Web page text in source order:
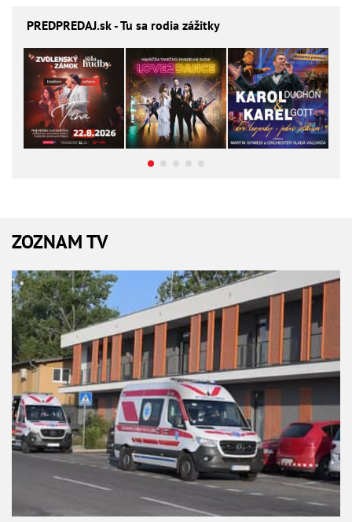
PREDPREDAJ.sk - Tu sa rodia zážitky
ZOZNAM TV